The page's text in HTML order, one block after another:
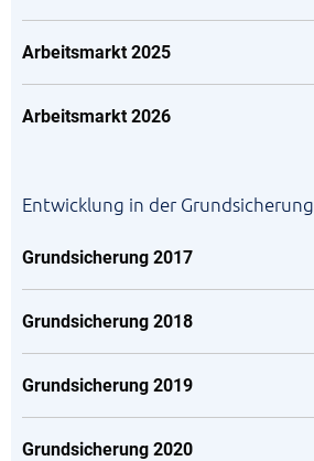
Arbeitsmarkt 2025
Arbeitsmarkt 2026
Entwicklung in der Grundsicherung
Grundsicherung 2017
Grundsicherung 2018
Grundsicherung 2019
Grundsicherung 2020